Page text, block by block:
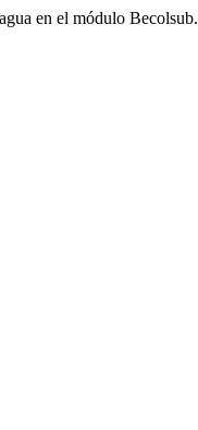
en el módulo Becolsub.